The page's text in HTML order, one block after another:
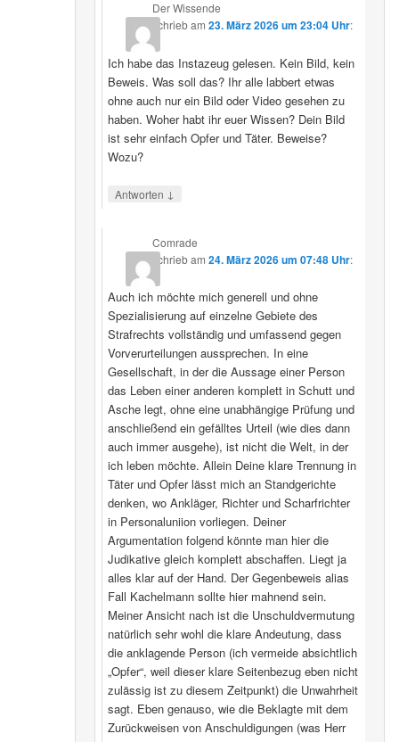
Der Wissende
schriebam23. März 2026 um 23:04 Uhr:
Ich habe das Instazeug gelesen. Kein Bild, kein
Beweis. Was soll das? Ihr alle labbert etwas
ohne auch nur ein Bild oder Video gesehen zu
haben. Woher habt ihr euer Wissen? Dein Bild
ist sehr einfach Opfer und Täter. Beweise?
Wozu?
Antworten ↓
Comrade
schriebam24. März 2026 um 07:48 Uhr:
Auch ich möchte mich generell und ohne
Spezialisierung auf einzelne Gebiete des
Strafrechts vollständig und umfassend gegen
Vorverurteilungen aussprechen. In eine
Gesellschaft, in der die Aussage einer Person
das Leben einer anderen komplett in Schutt und
Asche legt, ohne eine unabhängige Prüfung und
anschließend ein gefälltes Urteil (wie dies dann
auch immer ausgehe), ist nicht die Welt, in der
ich leben möchte. Allein Deine klare Trennung in
Täter und Opfer lässt mich an Standgerichte
denken, wo Ankläger, Richter und Scharfrichter
in Personaluniion vorliegen. Deiner
Argumentation folgend könnte man hier die
Judikative gleich komplett abschaffen. Liegt ja
alles klar auf der Hand. Der Gegenbeweis alias
Fall Kachelmann sollte hier mahnend sein.
Meiner Ansicht nach ist die Unschuldvermutung
natürlich sehr wohl die klare Andeutung, dass
die anklagende Person (ich vermeide absichtlich
„Opfer“, weil dieser klare Seitenbezug eben nicht
zulässig ist zu diesem Zeitpunkt) die Unwahrheit
sagt. Eben genauso, wie die Beklagte mit dem
Zurückweisen von Anschuldigungen (was Herr